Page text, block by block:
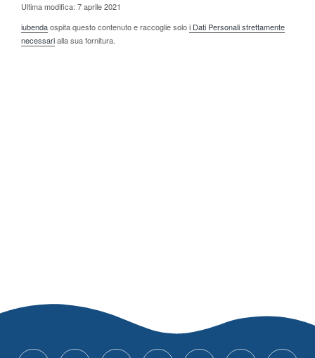
Ultima modifica: 7 aprile 2021
iubendaospita questo contenuto e raccoglie soloi Dati Personali strettamente
necessarialla sua fornitura.